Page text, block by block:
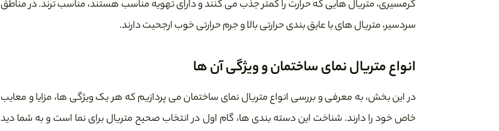
گرمسیری، متریال هایی که حرارت را کمتر جذب می کنند و دارای تهویه مناسب هستند، مناسب ترند. در مناطق
سردسیر، متریال های با عایق بندی حرارتی بالا و جرم حرارتی خوب ارجحیت دارند.
انواع متریال نمای ساختمان و ویژگی آن ها
در این بخش، به معرفی و بررسی انواع متریال نمای ساختمان می پردازیم که هر یک ویژگی ها، مزایا و معایب
خاص خود را دارند. شناخت این دسته بندی ها، گام اول در انتخاب صحیح متریال برای نما است و به شما دید